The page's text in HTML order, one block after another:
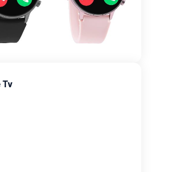
Tv